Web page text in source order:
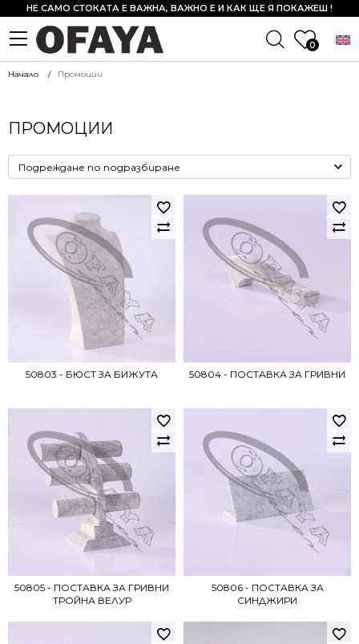
0
НЕ САМО СТОКАТА Е ВАЖНА, ВАЖНО Е И КАК ЩЕ Я ПОКАЖЕШ !
Начало Промоции
ПРОМОЦИИ
50803 - БЮСТ ЗА БИЖУТА 50804 - ПОСТАВКА ЗА ГРИВНИ
50805 - ПОСТАВКА ЗА ГРИВНИ
ТРОЙНА ВЕЛУР
50806 - ПОСТАВКА ЗА
СИНДЖИРИ